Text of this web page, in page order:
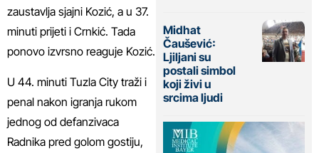
zaustavlja sjajni Kozić, a u 37.
minuti prijeti i Crnkić. Tada
ponovo izvrsno reaguje Kozić.
U 44. minuti Tuzla City traži i
penal nakon igranja rukom
jednog od defanzivaca
Radnika pred golom gostiju,
Midhat
Čaušević:
Ljiljani su
postali simbol
koji živi u
srcima ljudi